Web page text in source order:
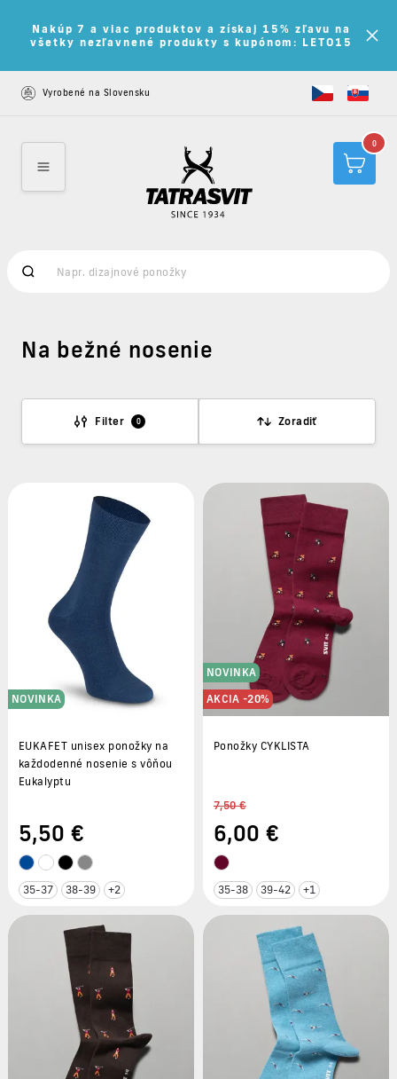
Nakúp 7 a viac produktov a získaj 15% zľavu na
všetky nezľavnené produkty s kupónom: LETO15
Vyrobené na Slovensku
0
Na bežné nosenie
Filter 0 Zoradiť
NOVINKA
EUKAFET unisex ponožky na
každodenné nosenie s vôňou
Eukalyptu
5,50 €
35-37 38-39 +2
NOVINKA
AKCIA -20%
Ponožky CYKLISTA
7,50 €
6,00 €
35-38 39-42 +1